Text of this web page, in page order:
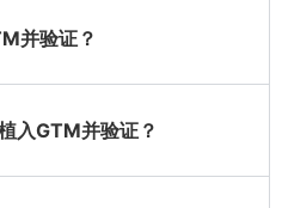
并验证？
入GTM并验证？